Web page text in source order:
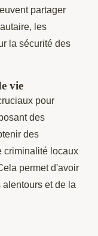
partager
les
la sécurité des
vie
pour
des
des
criminalité locaux
permet d'avoir
et de la